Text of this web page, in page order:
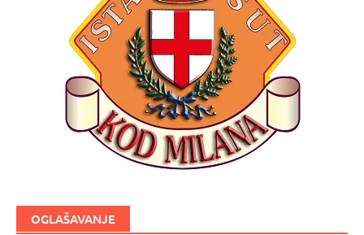
OGLAŠAVANJE